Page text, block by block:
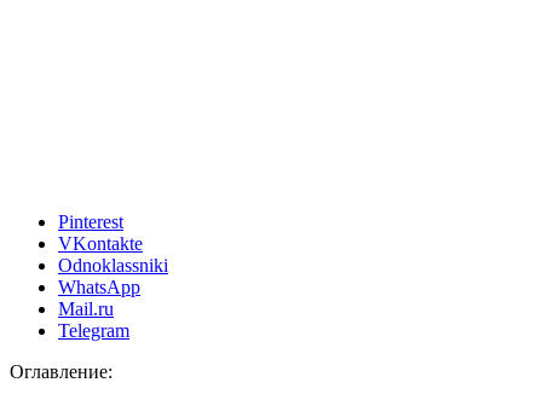
Pinterest
VKontakte
Odnoklassniki
WhatsApp
Mail.ru
Telegram
Оглавление: